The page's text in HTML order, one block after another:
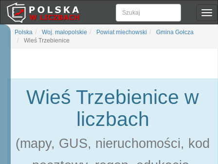
Polska Woj. małopolskie Powiat miechowski
Gmina Gołcza
Wieś Trzebienice
Wieś Trzebienice w
liczbach
(mapy, GUS, nieruchomości, kod